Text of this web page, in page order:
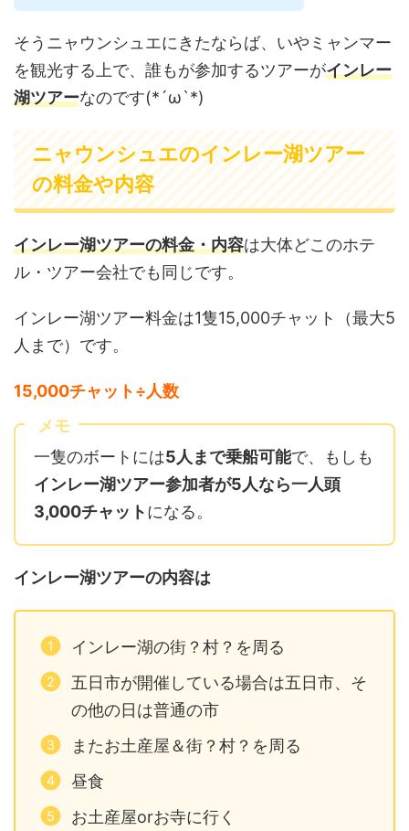
そうニャウンシュエにきたならば、いやミャンマー
を観光する上で、誰もが参加するツアーがインレー
湖ツアーなのです(*´ω`*)
ニャウンシュエのインレー湖ツアー
の料金や内容
インレー湖ツアーの料金・内容は大体どこのホテ
ル・ツアー会社でも同じです。
インレー湖ツアー料金は1隻15,000チャット（最大5
人まで）です。
15,000チャット÷人数
メモ
一隻のボートには5人まで乗船可能で、もしも
インレー湖ツアー参加者が5人なら一人頭
3,000チャットになる。
インレー湖ツアーの内容は
インレー湖の街？村？を周る
五日市が開催している場合は五日市、そ
の他の日は普通の市
またお土産屋＆街？村？を周る
昼食
お土産屋orお寺に行く